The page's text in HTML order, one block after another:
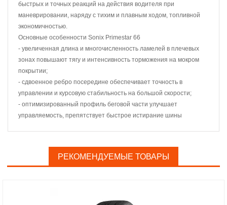
быстрых и точных реакций на действия водителя при
маневрировании, наряду с тихим и плавным ходом, топливной
экономичностью.
Основные особенности Sonix Primestar 66
- увеличенная длина и многочисленность ламелей в плечевых
зонах повышают тягу и интенсивность торможения на мокром
покрытии;
- сдвоенное ребро посередине обеспечивает точность в
управлении и курсовую стабильность на большой скорости;
- оптимизированный профиль беговой части улучшает
управляемость, препятствует быстрое истирание шины
РЕКОМЕНДУЕМЫЕ ТОВАРЫ